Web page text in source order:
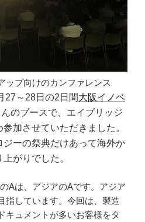
ップ向けのカンファレンス
27～28日の2日間大阪イノベ
んのブースで、エイブリッジ
加させていただきました。
ーの祭典だけあって海外か
がりでした。
Aは、アジアのAです。アジア
指しています。今回は、製造
キュメントが多いお客様をタ